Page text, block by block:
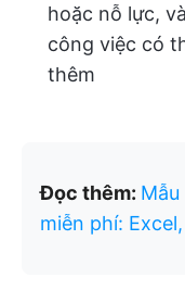
hoặc nỗ lực,
công việc có
thêm
Đọc thêm:
miễn phí: